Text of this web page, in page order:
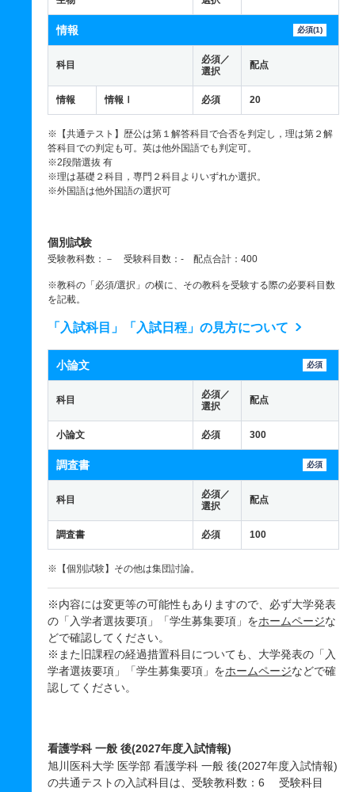
情報 必須(1)
科目
必須／
選択
配点
情報 情報Ⅰ 必須 20
※【共通テスト】歴公は第１解答科目で合否を判定し，理は第２解
答科目での判定も可。英は他外国語でも判定可。
※2段階選抜 有
※理は基礎２科目，専門２科目よりいずれか選択。
※外国語は他外国語の選択可
個別試験
受験教科数：－ 受験科目数：- 配点合計：400
※教科の「必須/選択」の横に、その教科を受験する際の必要科目数
を記載。
「入試科目」「入試日程」の見方について
小論文 必須
科目
必須／
選択
配点
小論文 必須 300
調査書 必須
科目
必須／
選択
配点
調査書 必須 100
※【個別試験】その他は集団討論。
※内容には変更等の可能性もありますので、必ず大学発表
の「入学者選抜要項」「学生募集要項」をホームページな
どで確認してください。
※また旧課程の経過措置科目についても、大学発表の「入
学者選抜要項」「学生募集要項」をホームページなどで確
認してください。
看護学科 一般 後(2027年度入試情報)
旭川医科大学 医学部 看護学科 一般 後(2027年度入試情報)
の共通テストの入試科目は、受験教科数：6 受験科目